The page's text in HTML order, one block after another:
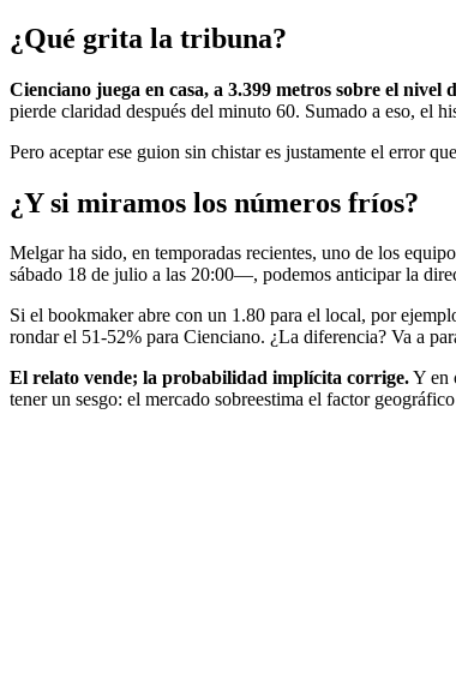
¿Qué grita la tribuna?
Cienciano juega en casa, a 3.399 metros sobre el nivel
pierde claridad después del minuto 60. Sumado a eso, el
Pero aceptar ese guion sin chistar es justamente el error
¿Y si miramos los números fríos?
Melgar ha sido, en temporadas recientes, uno de los
sábado 18 de julio a las 20:00—, podemos anticipar la
Si el bookmaker abre con un 1.80 para el local, por
rondar el 51-52% para Cienciano. ¿La diferencia? Va a
El relato vende; la probabilidad implícita corrige.Y en
tener un sesgo: el mercado sobreestima el factor